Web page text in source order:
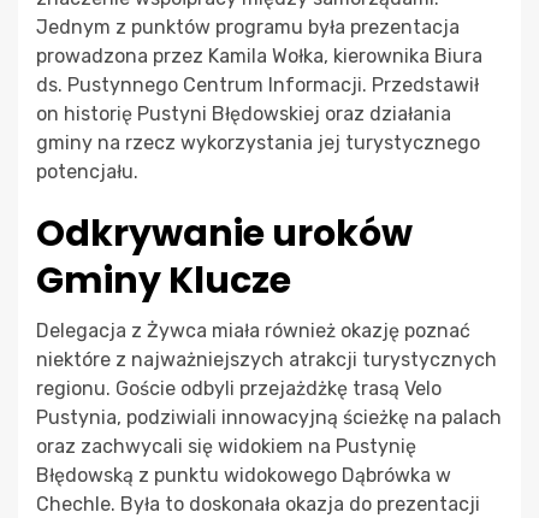
Jednym z punktów programu była prezentacja
prowadzona przez Kamila Wołka, kierownika Biura
ds. Pustynnego Centrum Informacji. Przedstawił
on historię Pustyni Błędowskiej oraz działania
gminy na rzecz wykorzystania jej turystycznego
potencjału.
Odkrywanie uroków
Gminy Klucze
Delegacja z Żywca miała również okazję poznać
niektóre z najważniejszych atrakcji turystycznych
regionu. Goście odbyli przejażdżkę trasą Velo
Pustynia, podziwiali innowacyjną ścieżkę na palach
oraz zachwycali się widokiem na Pustynię
Błędowską z punktu widokowego Dąbrówka w
Chechle. Była to doskonała okazja do prezentacji